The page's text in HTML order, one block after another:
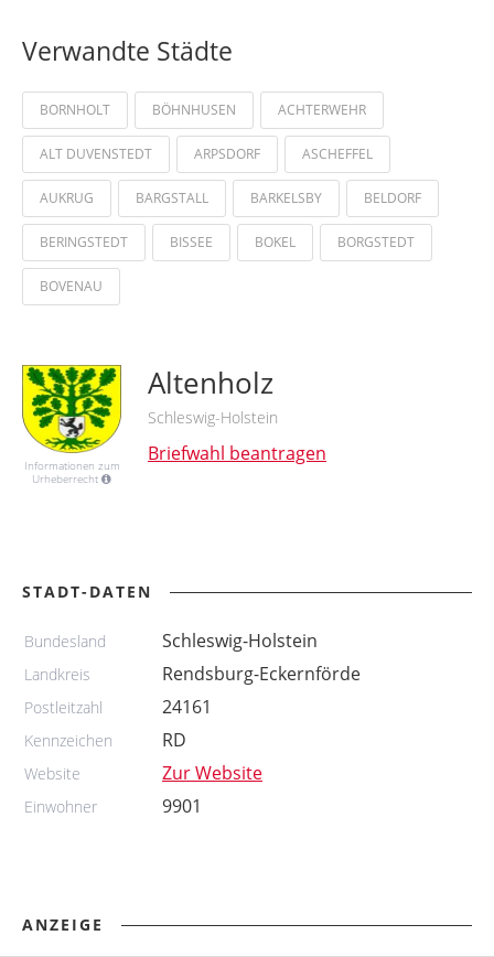
Verwandte Städte
BORNHOLT BÖHNHUSEN ACHTERWEHR
ALT DUVENSTEDT ARPSDORF ASCHEFFEL
AUKRUG BARGSTALL BARKELSBY BELDORF
BERINGSTEDT BISSEE BOKEL BORGSTEDT
BOVENAU
Informationen zum
Urheberrecht
Altenholz
Schleswig-Holstein
Briefwahl beantragen
STADT-DATEN
Bundesland Schleswig-Holstein
Landkreis Rendsburg-Eckernförde
Postleitzahl 24161
Kennzeichen RD
Website Zur Website
Einwohner 9901
ANZEIGE